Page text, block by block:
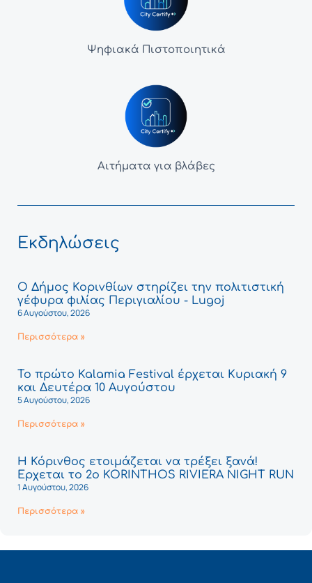
Ψηφιακά Πιστοποιητικά
Αιτήματα για βλάβες
Εκδηλώσεις
Ο Δήμος Κορινθίων στηρίζει την πολιτιστική
γέφυρα φιλίας Περιγιαλίου - Lugoj
6 Αυγούστου, 2026
Περισσότερα »
Το πρώτο Kalamia Festival έρχεται Κυριακή 9
και Δευτέρα 10 Αυγούστου
5 Αυγούστου, 2026
Περισσότερα »
Η Κόρινθος ετοιμάζεται να τρέξει ξανά!
Έρχεται το 2ο KORINTHOS RIVIERA NIGHT RUN
1 Αυγούστου, 2026
Περισσότερα »